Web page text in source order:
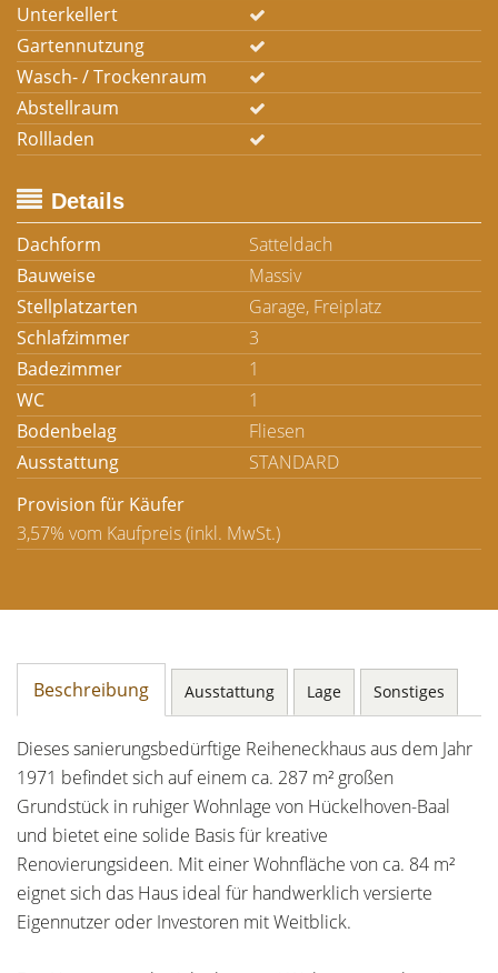
Unterkellert
Gartennutzung
Wasch- / Trockenraum
Abstellraum
Rollladen
Details
Dachform
Satteldach
Bauweise
Massiv
Stellplatzarten
Garage, Freiplatz
Schlafzimmer
3
Badezimmer
1
WC
1
Bodenbelag
Fliesen
Ausstattung
STANDARD
Provision für Käufer
3,57% vom Kaufpreis (inkl. MwSt.)
Beschreibung Ausstattung Lage Sonstiges
Dieses sanierungsbedürftige Reiheneckhaus aus dem Jahr
1971 befindet sich auf einem ca. 287 m² großen
Grundstück in ruhiger Wohnlage von Hückelhoven-Baal
und bietet eine solide Basis für kreative
Renovierungsideen. Mit einer Wohnfläche von ca. 84 m²
eignet sich das Haus ideal für handwerklich versierte
Eigennutzer oder Investoren mit Weitblick.